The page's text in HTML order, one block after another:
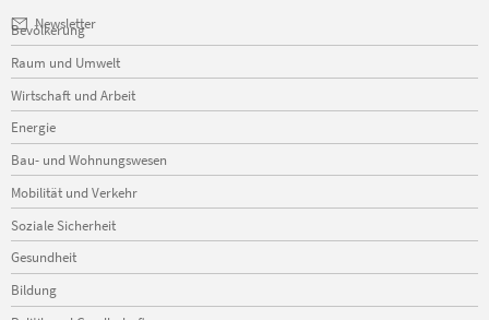
Newsletter
Navigation
überspringen
Bevölkerung
Raum und Umwelt
Wirtschaft und Arbeit
Energie
Bau- und Wohnungswesen
Mobilität und Verkehr
Soziale Sicherheit
Gesundheit
Bildung